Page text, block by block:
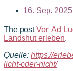
16. Sep. 2025
The postVon Ad
Landshut erleben.
Quelle: https://
licht-oder-nicht/